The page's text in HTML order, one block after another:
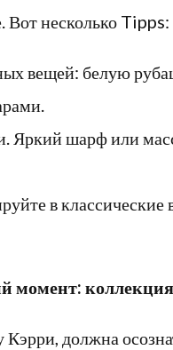
Вот несколько Tipps:
вещей: белую
Яркий шарф или
в классические
момент:
должна